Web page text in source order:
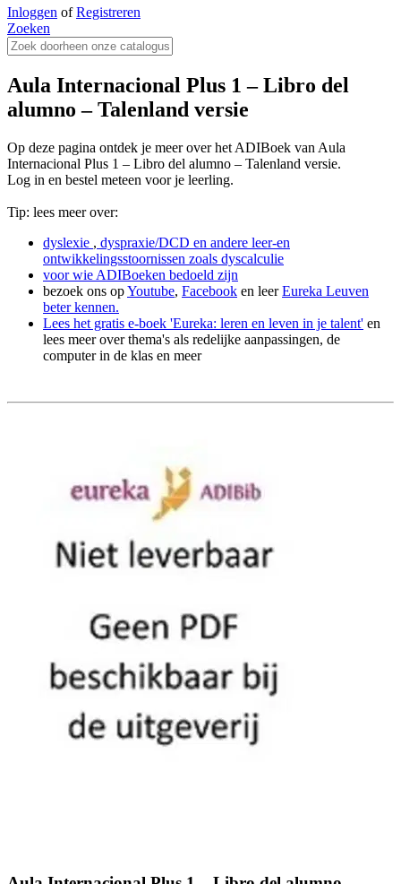
Inloggen ofRegistreren
Zoeken
Aula Internacional Plus 1 – Libro del
alumno – Talenland versie
Op deze pagina ontdek je meer over het ADIBoek van Aula
Internacional Plus 1 – Libro del alumno – Talenland versie.
Log in en bestel meteen voor je leerling.
Tip: lees meer over:
dyslexie , dyspraxie/DCD en andere leer-en
ontwikkelingsstoornissen zoals dyscalculie
voor wie ADIBoeken bedoeld zijn
bezoek ons opYoutube, Facebook en leerEureka Leuven
beter kennen.
Lees het gratis e-boek 'Eureka: leren en leven in je talent' en
lees meer over thema's als redelijke aanpassingen, de
computer in de klas en meer